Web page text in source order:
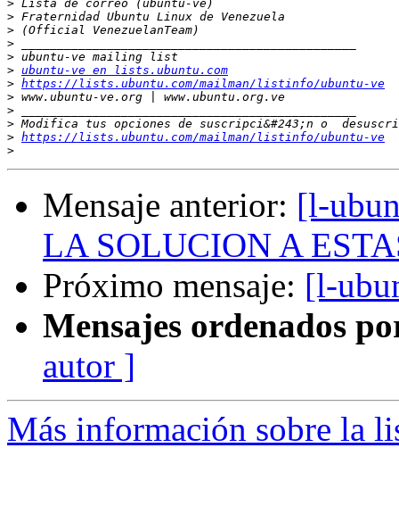
>
>
>
>
>
> ubuntu-ve en lists.ubuntu.com
> https://lists.ubuntu.com/mailman/listinfo/ubuntu-ve
>
>
>
> https://lists.ubuntu.com/mailman/listinfo/ubuntu-ve
>
Mensaje anterior: [l-
LA SOLUCION A
Próximo mensaje: [l-
Mensajes ordenados
autor ]
Más información sobre la